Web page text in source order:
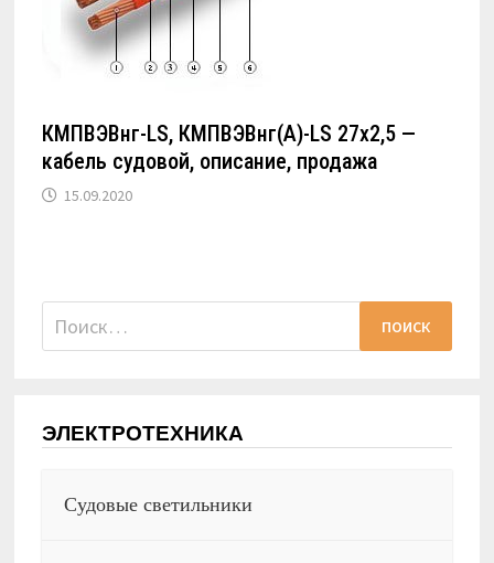
КМПВЭВнг-LS, КМПВЭВнг(А)-LS 27х2,5 —
кабель судовой, описание, продажа
15.09.2020
Найти:
ЭЛЕКТРОТЕХНИКА
Судовые светильники